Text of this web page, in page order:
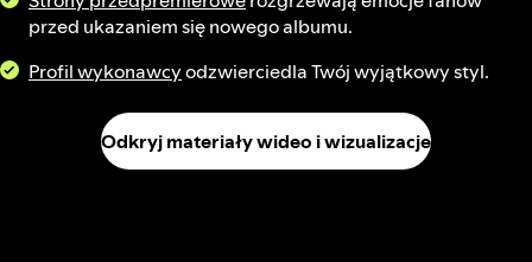
przed ukazaniem się nowego albumu.
Profil wykonawcyodzwierciedla Twój wyjątkowy styl.
Odkryj materiały wideo i wizualizacje